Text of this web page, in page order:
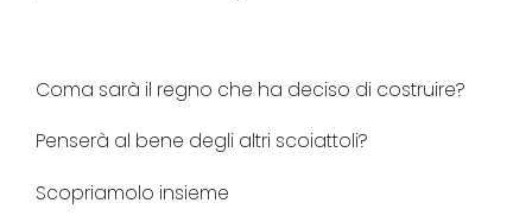
Coma sarà il regno che ha deciso di costruire?
Penserà al bene degli altri scoiattoli?
Scopriamolo insieme